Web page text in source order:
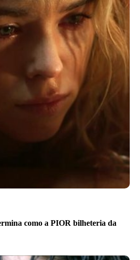
como a PIOR bilheteria da